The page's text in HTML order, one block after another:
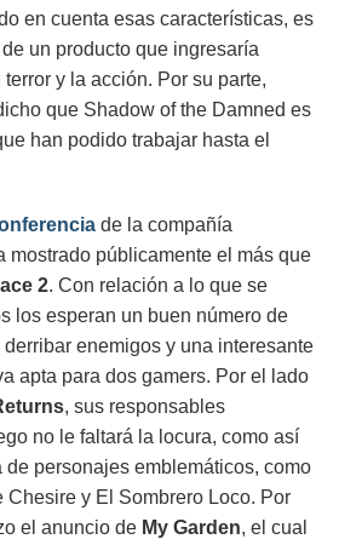
en cuenta esas características, es
un producto que ingresaría
y la acción. Por su parte,
que Shadow of the Damned es
han podido trabajar hasta el
de la compañía
mostrado públicamente el más que
2. Con relación a lo que se
los esperan un buen número de
enemigos y una interesante
apta para dos gamers. Por el lado
, sus responsables
no le faltará la locura, como así
personajes emblemáticos, como
Chesire y El Sombrero Loco. Por
el anuncio de My Garden, el cual